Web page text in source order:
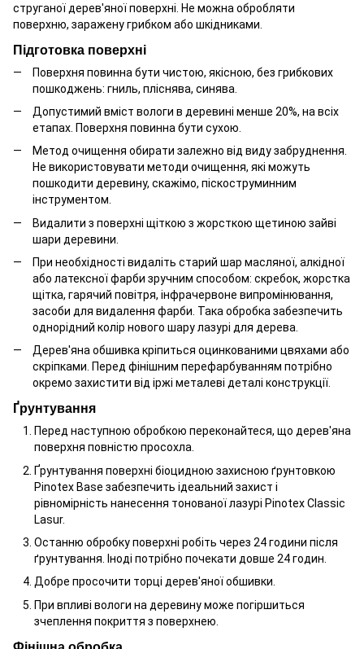
струганої дерев'яної поверхні. Не можна обробляти
поверхню, заражену грибком або шкідниками.
Підготовка поверхні
Поверхня повинна бути чистою, якісною, без грибкових
пошкоджень: гниль, пліснява, синява.
Допустимий вміст вологи в деревині менше 20%, на всіх
етапах. Поверхня повинна бути сухою.
Метод очищення обирати залежно від виду забруднення.
Не використовувати методи очищення, які можуть
пошкодити деревину, скажімо, піскоструминним
інструментом.
Видалити з поверхні щіткою з жорсткою щетиною зайві
шари деревини.
При необхідності видаліть старий шар масляної, алкідної
або латексної фарби зручним способом: скребок, жорстка
щітка, гарячий повітря, інфрачервоне випромінювання,
засоби для видалення фарби. Така обробка забезпечить
однорідний колір нового шару лазурі для дерева.
Дерев'яна обшивка кріпиться оцинкованими цвяхами або
скріпками. Перед фінішним перефарбуванням потрібно
окремо захистити від іржі металеві деталі конструкції.
Ґрунтування
Перед наступною обробкою переконайтеся, що дерев'яна
поверхня повністю просохла.
Ґрунтування поверхні біоцидною захисною ґрунтовкою
Pinotex Base забезпечить ідеальний захист і
рівномірність нанесення тонованої лазурі Pinotex Classic
Lasur.
Останню обробку поверхні робіть через 24 години після
ґрунтування. Іноді потрібно почекати довше 24 годин.
Добре просочити торці дерев'яної обшивки.
При впливі вологи на деревину може погіршиться
зчеплення покриття з поверхнею.